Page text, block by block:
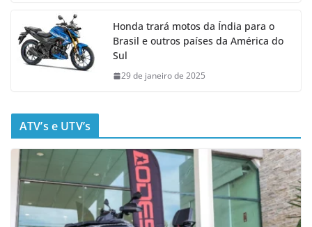
Honda trará motos da Índia para o
Brasil e outros países da América do
Sul
29 de janeiro de 2025
ATV’s e UTV’s